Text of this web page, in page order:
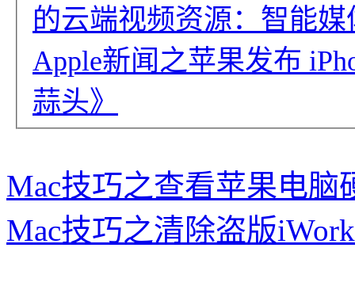
的云端视频资源：智能
Apple新闻之苹果发布
蒜头》
Mac技巧之查看苹果电脑
Mac技巧之清除盗版